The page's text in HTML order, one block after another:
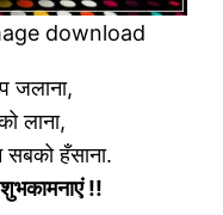
download
जलाना,
लाना,
हँसाना.
शुभकामनाएं !!